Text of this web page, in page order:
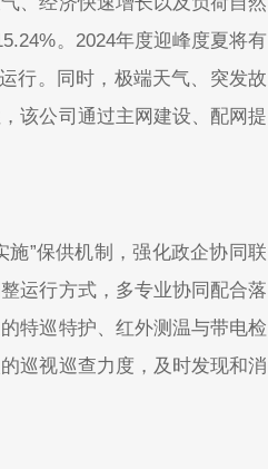
。2024年度迎峰度夏将有
行。同时，极端天气、突发故
该公司通过主网建设、配网提
施”保供机制，强化政企协同联
运行方式，多专业协同配合落
特巡特护、红外测温与带电检
巡视巡查力度，及时发现和消